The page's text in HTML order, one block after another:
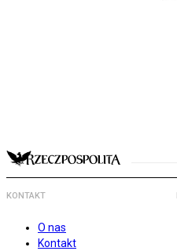
KONTAKT
O nas
Kontakt